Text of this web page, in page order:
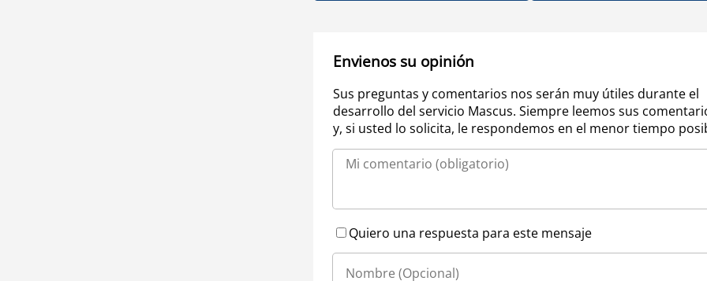
Envienos su opinión
Sus preguntas y comentarios nos serán muy útiles durante el
desarrollo del servicio Mascus. Siempre leemos sus
y, si usted lo solicita, le respondemos en el menor tiempo
Quiero una respuesta para este mensaje